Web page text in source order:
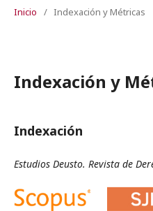
Inicio / Indexación y Métricas
Indexación y
Indexación
Estudios Deusto. Revista de